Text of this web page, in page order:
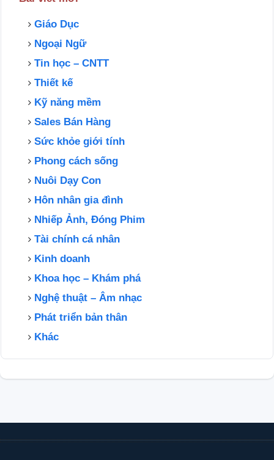
Giáo Dục
Ngoại Ngữ
Tin học – CNTT
Thiết kế
Kỹ năng mềm
Sales Bán Hàng
Sức khỏe giới tính
Phong cách sống
Nuôi Dạy Con
Hôn nhân gia đình
Nhiếp Ảnh, Đóng Phim
Tài chính cá nhân
Kinh doanh
Khoa học – Khám phá
Nghệ thuật – Âm nhạc
Phát triển bản thân
Khác